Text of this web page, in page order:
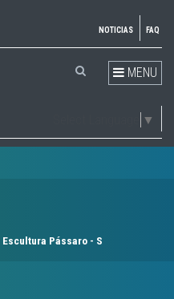
NOTICIAS FAQ
MENU
▼
Escultura Pássaro - S